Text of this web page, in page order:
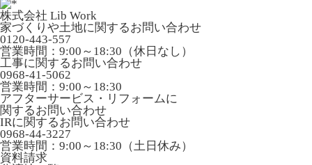
株式会社 Lib Work
家づくりや土地に関するお問い合わせ
0120-443-557
営業時間：9:00～18:30（休日なし）
工事に関するお問い合わせ
0968-41-5062
営業時間：9:00～18:30
アフターサービス・リフォームに
関するお問い合わせ
IRに関するお問い合わせ
0968-44-3227
営業時間：9:00～18:30（土日休み）
資料請求